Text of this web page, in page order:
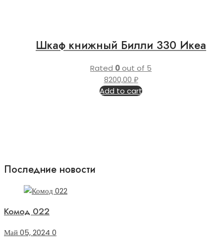
Шкаф книжный Билли 330 Икеа
Rated 0out of 5
8200,00 ₽
Add to cart
Последние новости
Комод 022
Май 05, 2024 0